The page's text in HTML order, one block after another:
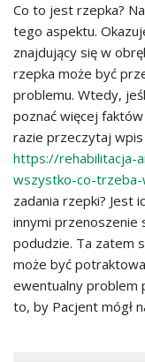
Co to jest rzepka?
tego aspektu.
znajdujący się w
rzepka może być
problemu. Wtedy,
poznać więcej
razie przeczytaj
https://rehabilitacja-
wszystko-co-
zadania rzepki? Jest
innymi przenoszenie
podudzie. Ta zatem
może być
ewentualny problem
to, by Pacjent mógł